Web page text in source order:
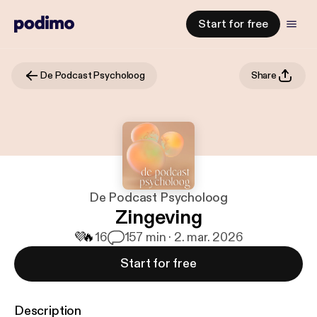
Start for free
De Podcast Psycholoog Share
De Podcast Psycholoog
Zingeving
💜🔥16 157 min · 2. mar. 2026
Start for free
Description